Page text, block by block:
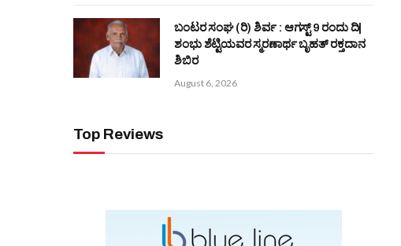
ಬಂಟರ ಸಂಘ (ರಿ) ಶಿರ್ವ : ಆಗಸ್ಟ್ 9 ರಂದು ದಿ|
ಶಂಭು ಶೆಟ್ಟಿಯವರ ಸ್ಮರಣಾರ್ಥ ಬೃಹತ್ ರಕ್ತದಾನ
ಶಿಬಿರ
August 6, 2026
Top Reviews